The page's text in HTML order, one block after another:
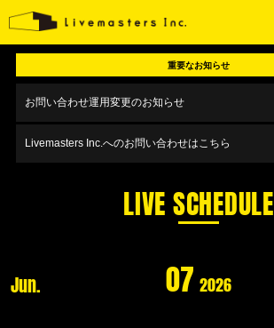
重要なお知らせ
お問い合わせ運用変更のお知らせ
Livemasters Inc.へのお問い合わせはこちら
LIVE SCHEDULE
07 2026
Jun.